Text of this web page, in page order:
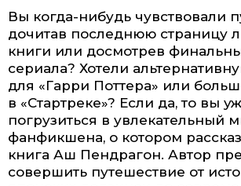
Вы когда-нибудь чувствовали
дочитав последнюю страницу
книги или досмотрев
сериала? Хотели
для «Гарри Поттера» или
в «Стартреке»? Если да, то вы
погрузиться в увлекательный
фанфикшена, о котором
книга Аш Пендрагон. Автор
совершить путешествие от